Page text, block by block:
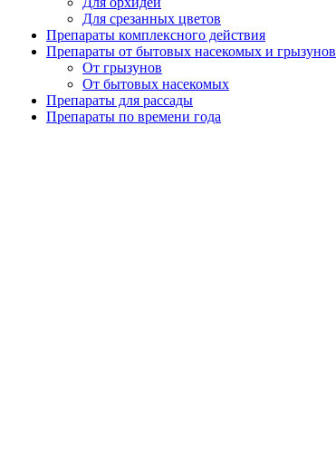
Для срезанных цветов
Препараты комплексного действия
Препараты от бытовых насекомых и грызунов
От грызунов
От бытовых насекомых
Препараты для рассады
Препараты по времени года